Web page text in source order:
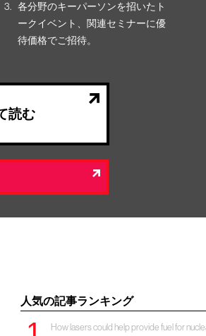
各分野のキーパーソンを招いたト
ークイベント、関連セミナーに優
待価格でご招待。
読む
人気の記事ランキング
How lasers could help provide fuel for